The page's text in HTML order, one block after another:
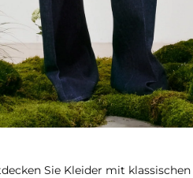
Sie Kleider mit